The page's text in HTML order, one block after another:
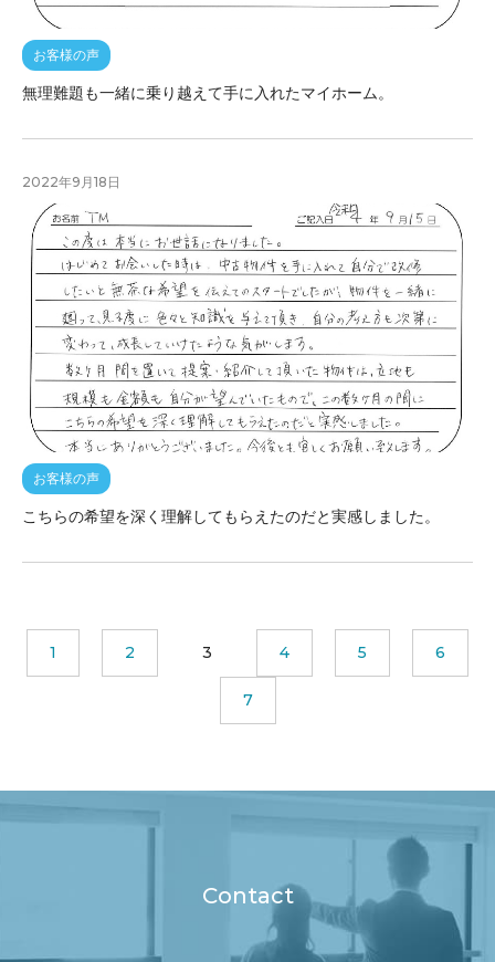
お客様の声
無理難題も一緒に乗り越えて手に入れたマイホーム。
2022年9月18日
お客様の声
こちらの希望を深く理解してもらえたのだと実感しました。
1 2 3 4 5 6
7
Contact